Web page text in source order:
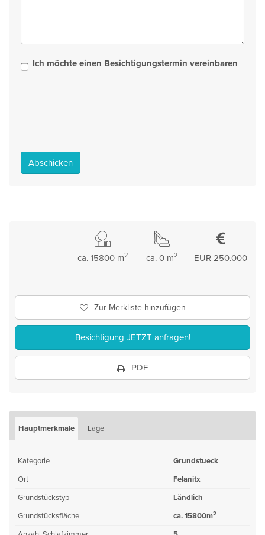
Ich möchte einen Besichtigungstermin vereinbaren
Abschicken
EUR 250.000
ca. 0 m2
ca. 15800 m2
Zur Merkliste hinzufügen
Besichtigung JETZT anfragen!
PDF
Hauptmerkmale Lage
Kategorie
Grundstueck
Ort
Felanitx
Grundstückstyp
Ländlich
Grundstücksfläche
ca. 15800m2